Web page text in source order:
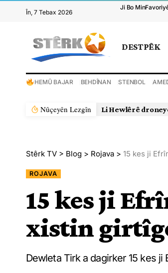
În, 7 Tebax 2026
Ji Bo Min
DESTPÊK
HEMÛ BAJAR BEHDÎNAN STENBOL
Nûçeyên Lezgîn Li Hewlêrê
Stêrk TV > Blog > Rojava > 15 kes ji
ROJAVA
15 kes ji
xistin
Dewleta Tirk a dagirker 15 kes